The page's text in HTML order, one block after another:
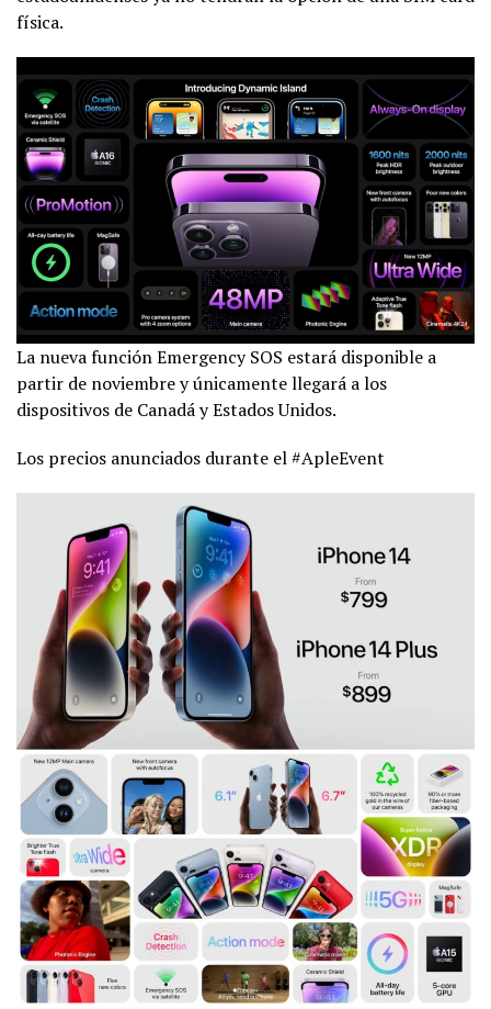
física.
La nueva función Emergency SOS estará disponible a
partir de noviembre y únicamente llegará a los
dispositivos de Canadá y Estados Unidos.
Los precios anunciados durante el #ApleEvent